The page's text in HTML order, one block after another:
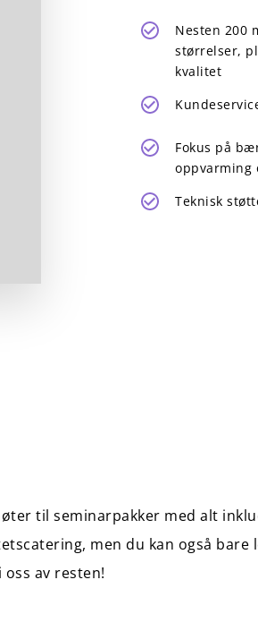
Nesten 200
størrelser,
kvalitet
Fokus på
oppvarming
Teknisk
til seminarpakker med alt
men du kan også bare
av resten!